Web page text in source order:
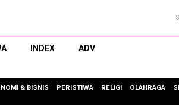
INDEX ADV
& BISNIS PERISTIWA RELIGI OLAHRAGA